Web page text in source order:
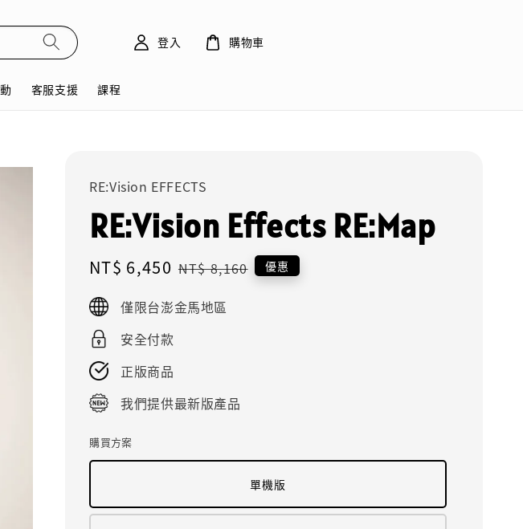
客服支援 課程
登入 購物車
RE:Vision EFFECTS
RE:Vision Effects RE:Map
Sale
price
NT$ 6,450 Regular
NT$ 8,160 優惠
僅限台澎金馬地區
安全付款
正版商品
我們提供最新版產品
購買方案
單機版